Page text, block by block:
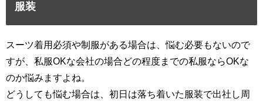
服装
スーツ着用必須や制服がある場合は、悩む必要もないので
すが、私服OKな会社の場合どの程度までの私服ならOKな
のか悩みますよね。
どうしても悩む場合は、初日は落ち着いた服装で出社し周